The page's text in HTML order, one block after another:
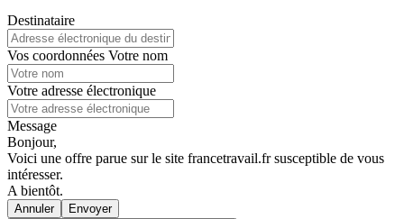
Destinataire
Vos coordonnées Votre nom
Votre adresse électronique
Message
Bonjour,
Voici une offre parue sur le site francetravail.fr susceptible de vous
intéresser.
A bientôt.
Annuler